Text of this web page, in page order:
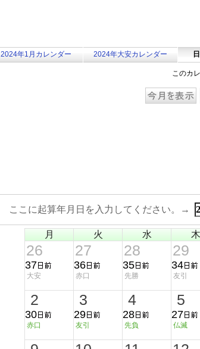
2024年1月カレンダー 2024年大安カレンダー
このカ
ここに起算年月日を入力してください。→
月 火 水 木
26
37
大安
27
36
赤口
28
35
先勝
29
34
友引
2
30
赤口
3
29
友引
4
28
先負
5
27
仏滅